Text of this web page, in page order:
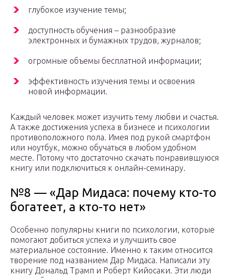
глубокое изучение темы;
доступность обучения – разнообразие
электронных и бумажных трудов, журналов;
огромные объемы бесплатной информации;
эффективность изучения темы и освоения
новой информации.
Каждый человек может изучить тему любви и счастья.
А также достижения успеха в бизнесе и психологии
противоположного пола. Имея под рукой смартфон
или ноутбук, можно обучаться в любом удобном
месте. Потому что достаточно скачать понравившуюся
книгу или подключиться к онлайн-семинару.
№8 — «Дар Мидаса: почему кто-то
богатеет, а кто-то нет»
Особенно популярны книги по психологии, которые
помогают добиться успеха и улучшить свое
материальное состояние. Именно к таким относится
творение под названием Дар Мидаса. Написали эту
книгу Дональд Трамп и Роберт Кийосаки. Эти люди